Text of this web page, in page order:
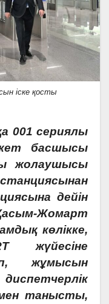
іске қосты
001 сериялы
басшысы
жолаушысы
дейін
Жомарт
көлікке,
жүйесіне
жұмысын
танысты,